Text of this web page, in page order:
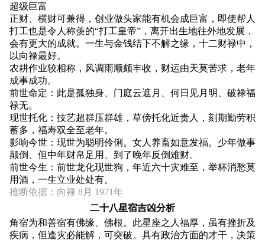
超级巨富
正财、横财可兼得，创业做头家能有机会成巨富，即使帮人
打工也是令人称羡的“打工皇帝”，离开出生地往外地发展，
会有更大的成就。一生与金钱结下不解之缘，十二财禄中，
以向禄最好。
农耕作业较相称，风调雨顺颇丰收，财运由天莫苦求，老年
成事成功。
前世命定：此是孤独身、门庭云遮月、何日见月明、破禄福
禄无。
现世托化：技艺超群压群雄，草傍托化近贵人，刻期勤劳积
蓄多，福寿双全至老年。
影响今世：现世为聪明伶俐。女人养畜如意发福。少年做事
颠倒、但中年财帛足用、到了晚年反倒难财。
前世今生：前世龙化现世狗，年近六十灾难至，举杯消愁莫
用酒，一生立业处处有。
推断依据：向禄 8月 1971年
二十八星宿吉凶分析
角宿为和善宿有佛缘、佛根。此星座之人福厚，虽有挫折及
疾病，但逢灾必能解，可突破。具有政治方面的才干，决策